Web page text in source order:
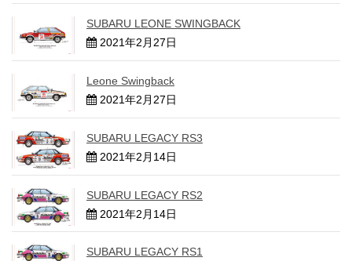
SUBARU LEONE SWINGBACK
2021年2月27日
Leone Swingback
2021年2月27日
SUBARU LEGACY RS3
2021年2月14日
SUBARU LEGACY RS2
2021年2月14日
SUBARU LEGACY RS1